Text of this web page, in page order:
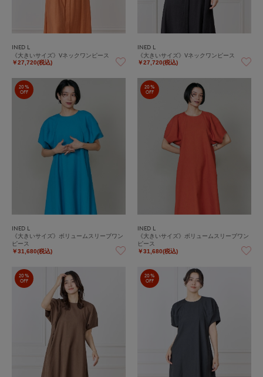
INED L
《大きいサイズ》Vネックワンピース
￥27,720(税込)
INED L
《大きいサイズ》Vネックワンピース
￥27,720(税込)
20%
OFF
INED L
《大きいサイズ》ボリュームスリーブワン
ピース
￥31,680(税込)
20%
OFF
INED L
《大きいサイズ》ボリュームスリーブワン
ピース
￥31,680(税込)
20%
OFF
20%
OFF